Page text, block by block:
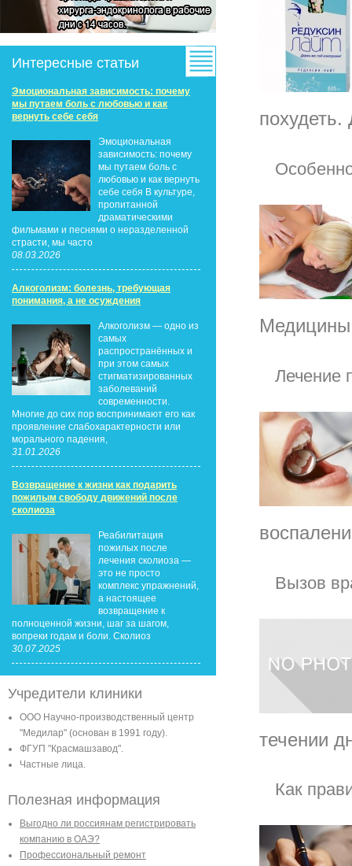
Интересные статьи
Эмоциональная зависимость: почему
мы путаем боль с любовью и как
вернуть себе себя
Эмоциональная
зависимость: почему
мы путаем боль с
любовью и как вернуть
себе себя В культуре,
пропитанной
драматическими
фильмами и песнями о неразделенной
страсти, мы часто
08.03.2026
Алкоголизм: болезнь, требующая
понимания, а не осуждения
Алкоголизм — одно из
самых
распространённых и
при этом самых
стигматизированных
заболеваний
современности.
Многие до сих пор воспринимают его как
проявление слабохарактерности или
морального падения,
31.01.2026
Возвращение к жизни как подарить
пожилым свободу движений после
сколиоза
Реабилитация
пожилых после
лечения сколиоза —
это не просто
комплекс упражнений,
а настоящее
возвращение к
полноценной жизни, шаг за шагом,
вопреки годам и боли. Сколиоз
30.07.2025
Учредители клиники
ООО Научно-производственный центр
"Медилар" (основан в 1991 году).
ФГУП "Красмашзавод".
Частные лица.
Полезная информация
Выгодно ли россиянам регистрировать
компанию в ОАЭ?
Профессиональный ремонт
Медицины
Лечение
Вызов
течении
Как